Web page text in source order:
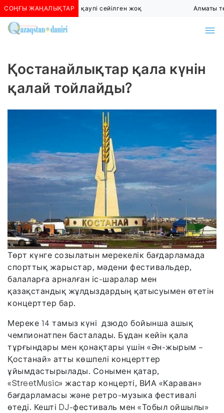
СОҢҒЫ ЖАҢАЛЫҚТАР
Алматыда көшкін қаупі сейілген жоқ Алматы
Қостанайлықтар қала күнін
қалай тойлайды?
Төрт күнге созылатын мерекелік бағдарламада
спорттық жарыстар, мәдени фестивальдер,
балаларға арналған іс-шаралар мен
қазақстандық жұлдыздардың қатысуымен өтетін
концерттер бар.
Мереке 14 тамыз күні дзюдо бойынша ашық
чемпионатпен басталады. Бұдан кейін қала
тұрғындары мен қонақтары үшін «Ән-жырым –
Қостанай» атты көшпелі концерттер
ұйымдастырылады. Сонымен қатар,
«StreetMusic» жастар концерті, ВИА «Караван»
бағдарламасы және ретро-музыка фестивалі
өтеді. Кешті DJ-фестиваль мен «Тобыл ойшылы»